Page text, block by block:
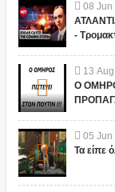
08 Jun
-
13 Aug
Ο
05 Jun
Τα είπε